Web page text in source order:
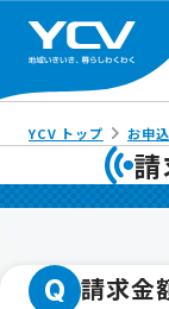
YCV トップ お申
Q 請求金